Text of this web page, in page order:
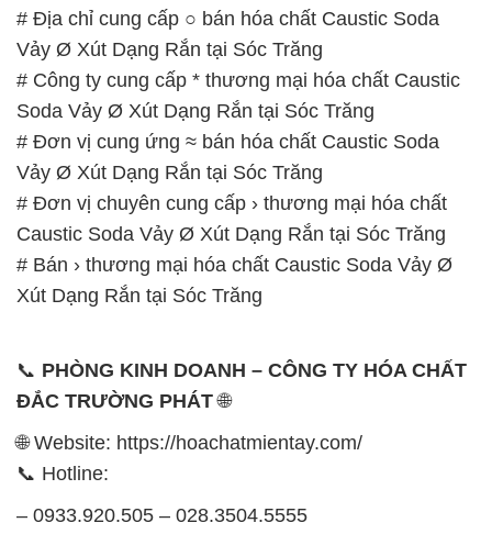
# Địa chỉ cung cấp ○ bán hóa chất Caustic Soda
Vảy Ø Xút Dạng Rắn tại Sóc Trăng
# Công ty cung cấp * thương mại hóa chất Caustic
Soda Vảy Ø Xút Dạng Rắn tại Sóc Trăng
# Đơn vị cung ứng ≈ bán hóa chất Caustic Soda
Vảy Ø Xút Dạng Rắn tại Sóc Trăng
# Đơn vị chuyên cung cấp › thương mại hóa chất
Caustic Soda Vảy Ø Xút Dạng Rắn tại Sóc Trăng
# Bán › thương mại hóa chất Caustic Soda Vảy Ø
Xút Dạng Rắn tại Sóc Trăng
📞 PHÒNG KINH DOANH – CÔNG TY HÓA CHẤT
ĐẮC TRƯỜNG PHÁT🌐
🌐 Website: https://hoachatmientay.com/
📞 Hotline:
– 0933.920.505 – 028.3504.5555